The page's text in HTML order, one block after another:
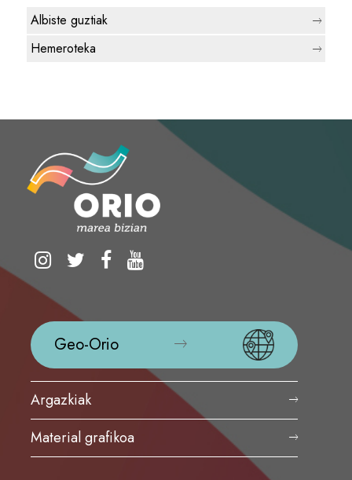
Albiste guztiak
Hemeroteka
Geo-Orio
Argazkiak
Material grafikoa